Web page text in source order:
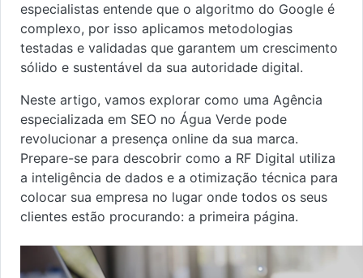
especialistas entende que o algoritmo do Google é
complexo, por isso aplicamos metodologias
testadas e validadas que garantem um crescimento
sólido e sustentável da sua autoridade digital.
Neste artigo, vamos explorar como uma Agência
especializada em SEO no Água Verde pode
revolucionar a presença online da sua marca.
Prepare-se para descobrir como a RF Digital utiliza
a inteligência de dados e a otimização técnica para
colocar sua empresa no lugar onde todos os seus
clientes estão procurando: a primeira página.